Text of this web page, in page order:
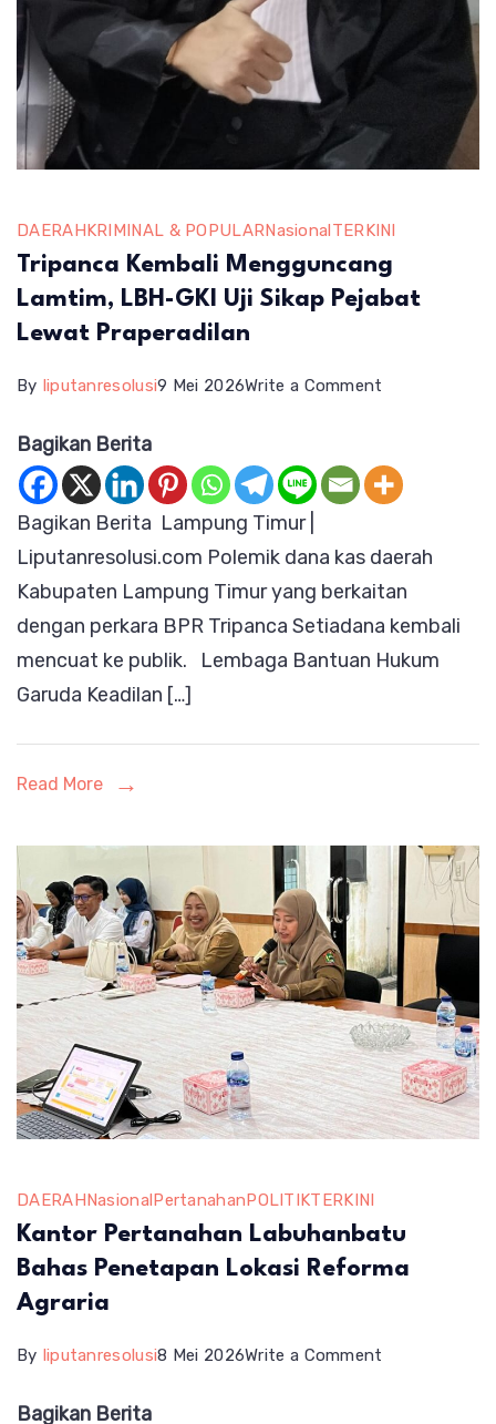
DAERAH KRIMINAL & POPULARNasional TERKINI
Tripanca Kembali Mengguncang
Lamtim, LBH-GKI Uji Sikap Pejabat
Lewat Praperadilan
By liputanresolusi9 Mei 2026Write a Comment
Mengguncang
LBH-
GKI
Uji
Sikap
Bagikan Berita
Bagikan Berita Lampung Timur |
Liputanresolusi.com Polemik dana kas daerah
Kabupaten Lampung Timur yang berkaitan
dengan perkara BPR Tripanca Setiadana kembali
mencuat ke publik. Lembaga Bantuan Hukum
Garuda Keadilan […]
Read More
DAERAH Nasional Pertanahan POLITIKTERKINI
Kantor Pertanahan Labuhanbatu
Bahas Penetapan Lokasi Reforma
Agraria
By liputanresolusi8 Mei 2026Write a Comment
Bagikan Berita